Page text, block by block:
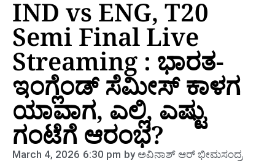
IND vs ENG, T20
Semi Final Live
Streaming : ಭಾರತ-
ಇಂಗ್ಲೆಂಡ್ ಸೆಮೀಸ್ ಕಾಳಗ
ಯಾವಾಗ, ಎಲ್ಲಿ, ಎಷ್ಟು
ಗಂಟೆಗೆ ಆರಂಭ?
March 4, 2026 6:30 pm byಅವಿನಾಶ್‌ ಆರ್‌ ಭೀಮಸಂದ್ರ